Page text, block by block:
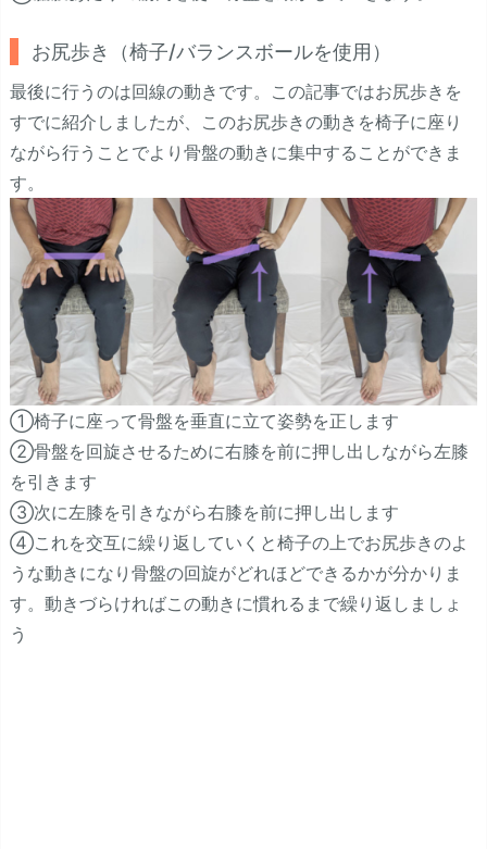
お尻歩き（椅子/バランスボールを使用）
最後に行うのは回線の動きです。この記事ではお尻歩きを
すでに紹介しましたが、このお尻歩きの動きを椅子に座り
ながら行うことでより骨盤の動きに集中することができま
す。
①椅子に座って骨盤を垂直に立て姿勢を正します
②骨盤を回旋させるために右膝を前に押し出しながら左膝
を引きます
③次に左膝を引きながら右膝を前に押し出します
④これを交互に繰り返していくと椅子の上でお尻歩きのよ
うな動きになり骨盤の回旋がどれほどできるかが分かりま
す。動きづらければこの動きに慣れるまで繰り返しましょ
う